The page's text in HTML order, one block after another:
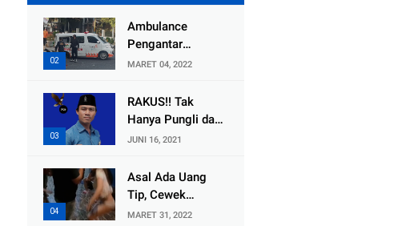
Ambulance
Pengantar
Jenazah Kepala
Mengalami
Kecelakaan
MARET 04, 2022
RAKUS!! Tak
Hanya Pungli dan
Dana Bedah
Diembat, ,
Perangkat Desa
JUNI 16, 2021
Asal Ada Uang
Tip, Cewek
Pemandu Karaoke
MARET 31, 2022